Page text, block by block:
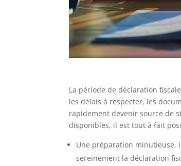
La période de déclaration
les délais à respecter, les
rapidement devenir source de
disponibles, il est tout à fait
Une préparation minutieuse,
sereinement la déclaration